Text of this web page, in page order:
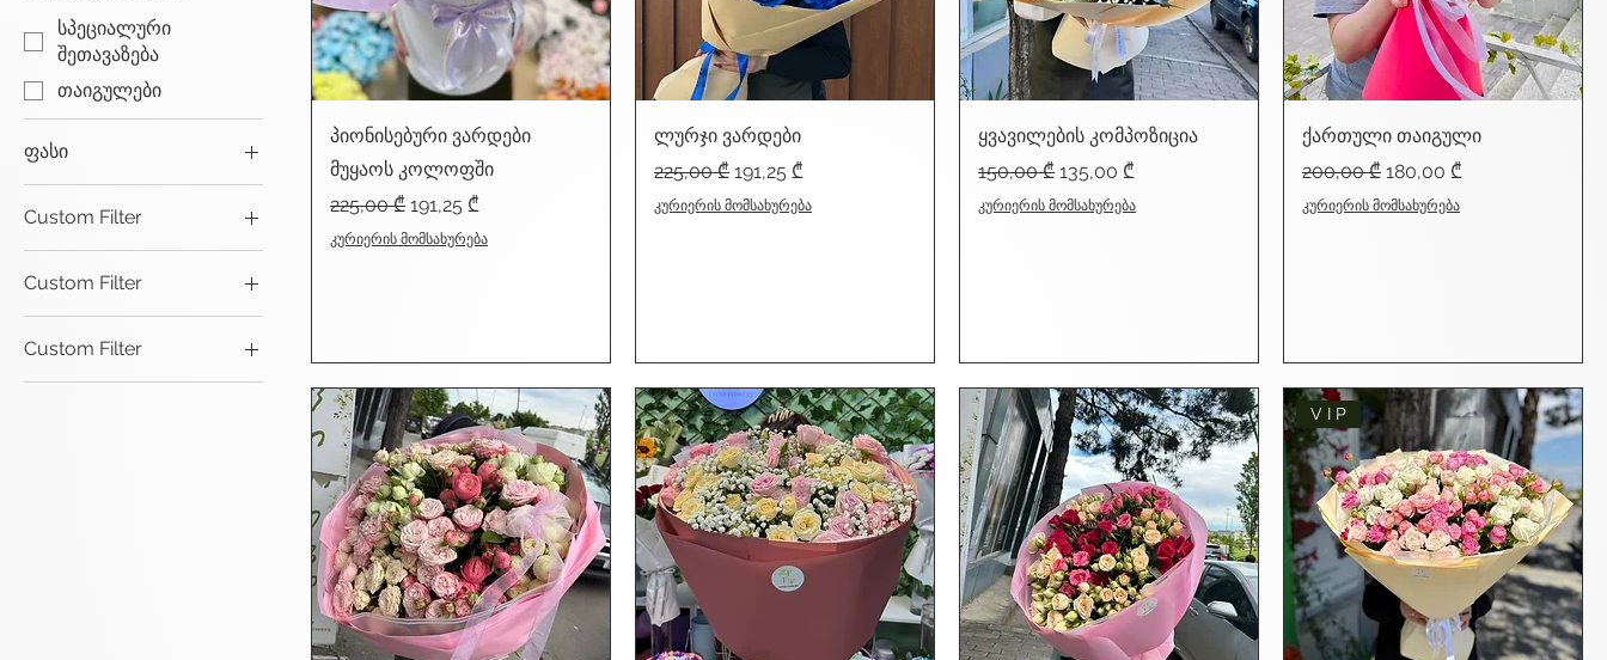
სპეციალური
შეთავაზება
თაიგულები
ფასი
68 ₾ 830 ₾
Custom Filter
სპეციალური
შეთავაზება
თაიგულები
Custom Filter
თაიგულები
სპეციალური
შეთავაზება
Custom Filter
თაიგულები
პიონისებური ვარდები
მუყაოს კოლოფში
Regular Price
225,00 ₾ Sale Price
191,25 ₾
კურიერის მომსახურება
ლურჯი ვარდები
Regular Price
225,00 ₾ Sale Price
191,25 ₾
კურიერის მომსახურება
ყვავილების კომპოზიცია
Regular Price
150,00 ₾ Sale Price
135,00 ₾
კურიერის მომსახურება
ქართული თაიგული
Regular Price
200,00 ₾ Sale Price
180,00 ₾
კურიერის მომსახურება
V I P